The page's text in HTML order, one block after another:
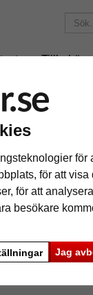
för
för att visa
för att
besökare
Jag
Tillbehör